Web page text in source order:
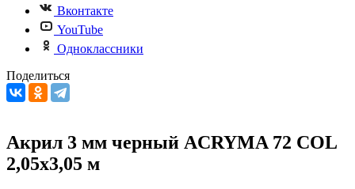
Вконтакте
YouTube
Одноклассники
Поделиться
Акрил 3 мм черный ACRYMA 72 COL
2,05х3,05 м